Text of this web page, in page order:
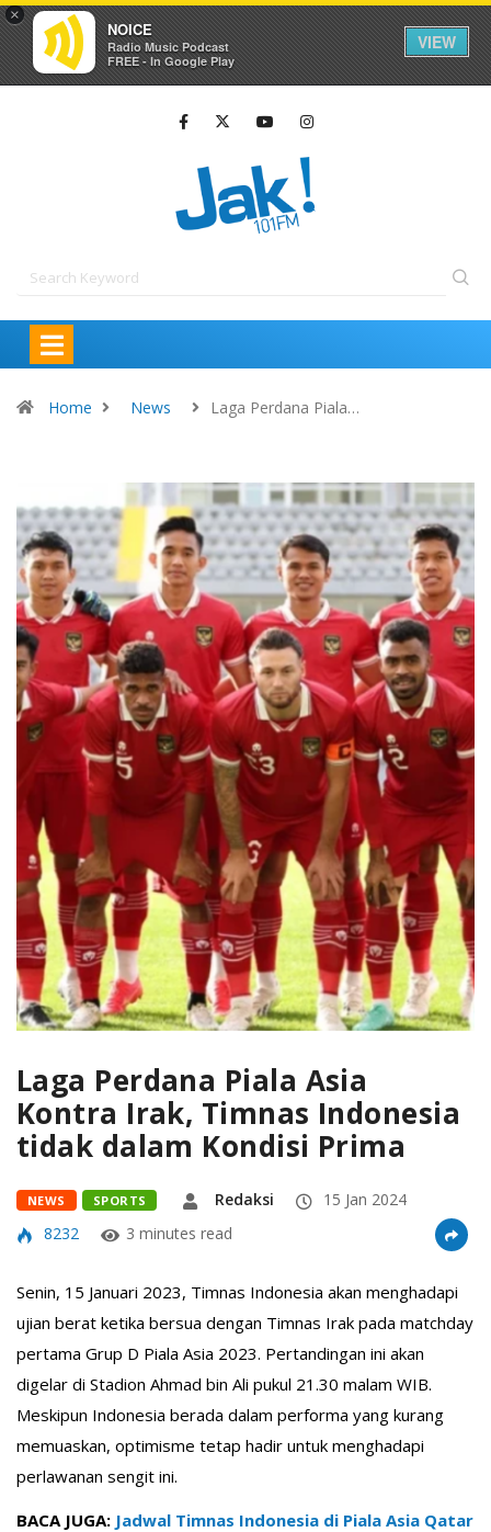
×
NOICE
Radio Music Podcast
FREE - In Google Play
VIEW
Home News Laga Perdana Piala…
Laga Perdana Piala Asia
Kontra Irak, Timnas Indonesia
tidak dalam Kondisi Prima
NEWS SPORTS Redaksi
15 Jan 2024
8232
3 minutes read
Senin, 15 Januari 2023, Timnas Indonesia akan menghadapi
ujian berat ketika bersua dengan Timnas Irak pada matchday
pertama Grup D Piala Asia 2023. Pertandingan ini akan
digelar di Stadion Ahmad bin Ali pukul 21.30 malam WIB.
Meskipun Indonesia berada dalam performa yang kurang
memuaskan, optimisme tetap hadir untuk menghadapi
perlawanan sengit ini.
BACA JUGA: Jadwal Timnas Indonesia di Piala Asia Qatar